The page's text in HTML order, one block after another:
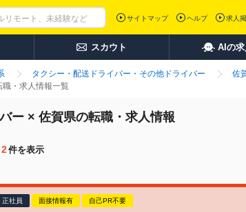
サイトマップ ヘルプ 求人
スカウト AIの
タクシー・配送ドライバー・その他ドライバー
佐
職・求人情報一覧
ー × 佐賀県の転職・求人情報
件を表示
正社員 面接情報有 自己PR不要